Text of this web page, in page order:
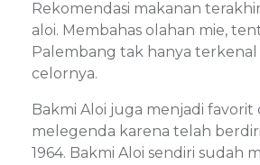
Rekomendasi makanan
aloi. Membahas olahan mie,
Palembang tak hanya
celornya.
Bakmi Aloi juga menjadi favorit
melegenda karena telah
1964. Bakmi Aloi sendiri sudah